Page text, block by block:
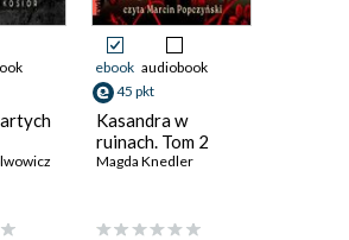
ebook audiobook
45 pkt
Kasandra w
ruinach. Tom 2
Magda Knedler